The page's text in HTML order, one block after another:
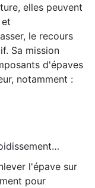
elles peuvent
le recours
Sa mission
d'épaves
notamment :
l'épave sur
pour